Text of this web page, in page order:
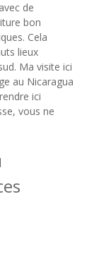
de
bon
Cela
lieux
Ma visite ici
au Nicaragua
ici
vous ne